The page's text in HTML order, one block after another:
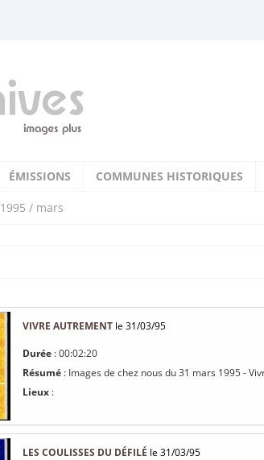
ÉMISSIONS COMMUNES HISTORIQUES
1995 / mars
VIVRE AUTREMENT le 31/03/95
Durée : 00:02:20
Résumé : Images de chez nous du 31 mars 1995 -
Lieux :
LES COULISSES DU DÉFILÉ le 31/03/95